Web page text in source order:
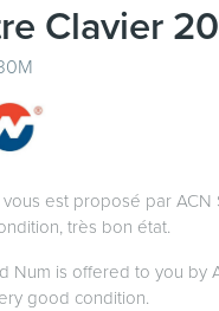
Clavier
est proposé par
très bon état.
Num is offered to you by
good condition.